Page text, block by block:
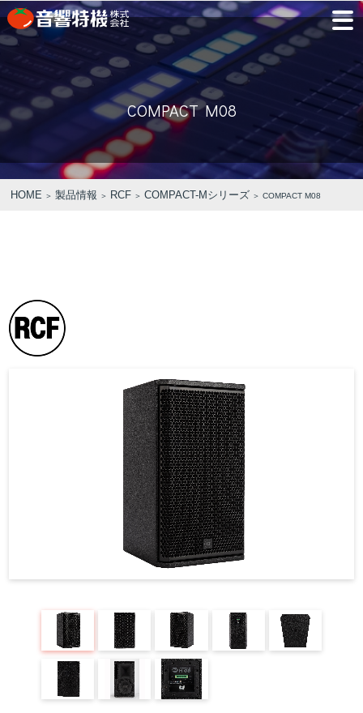
EN
PRODUCTS
製品情報
⾳響特機の特長
CONCEPT
⾳響特機の特長
特
機
特
モ
ル
ル
ム
PICK UP TRAINING
COMPANY
企業情報
概
要
営
所
社
沿
革
採
情
報
REPAIR
総合カタログ
COMPACT M08
HOME ＞製品情報 ＞ RCF ＞COMPACT-Mシリーズ ＞ COMPACT M08